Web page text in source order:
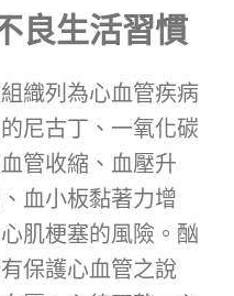
良生活習慣
織列為心血管疾病
尼古丁、一氧化碳
管收縮、血壓升
血小板黏著力增
肌梗塞的風險。酗
保護心血管之說